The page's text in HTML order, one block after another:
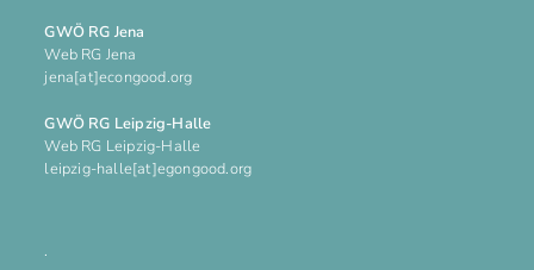
GWÖ RG Jena
Web RG Jena
jena[at]econgood.org
GWÖ RG Leipzig-Halle
Web RG Leipzig-Halle
leipzig-halle[at]egongood.org
.